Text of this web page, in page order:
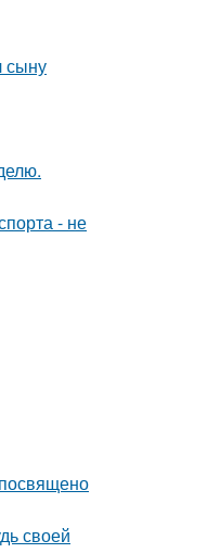
сыну
- не
своей